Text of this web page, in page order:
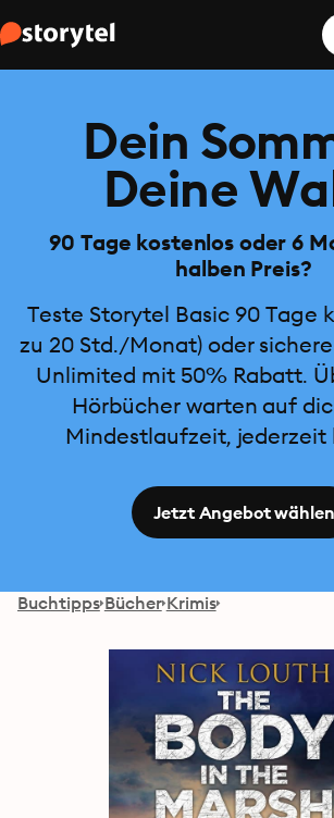
Dein
Deine
90 Tage kostenlos oder 6
halben Preis?
Teste Storytel Basic 90 Tage
zu 20 Std./Monat) oder
Unlimited mit 50% Rabatt.
Hörbücher warten auf
Mindestlaufzeit, jederzeit
Jetzt Angebot wählen
Buchtipps Bücher Krimis